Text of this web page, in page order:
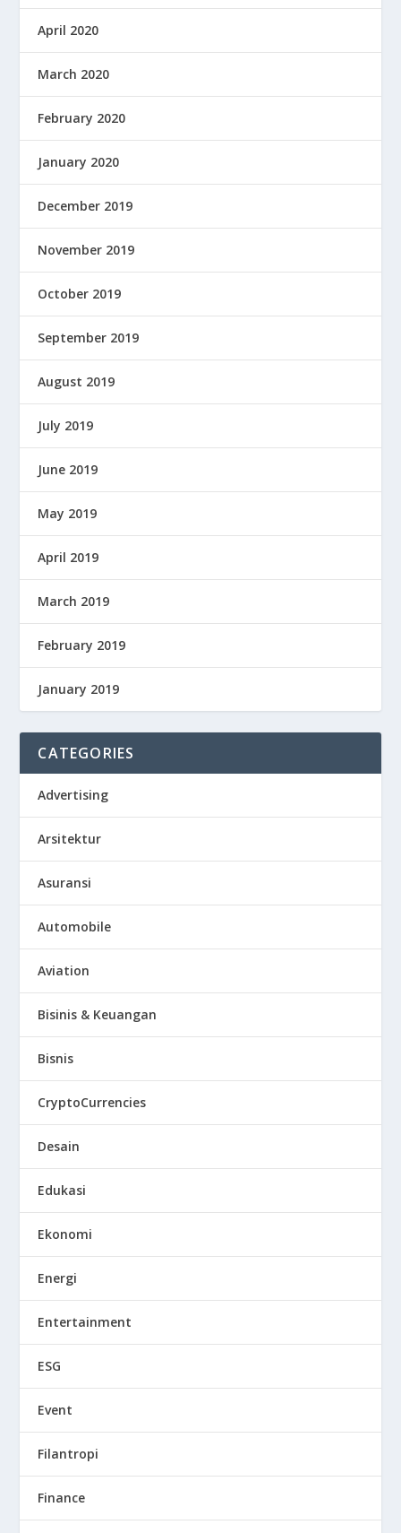
April 2020
March 2020
February 2020
January 2020
December 2019
November 2019
October 2019
September 2019
August 2019
July 2019
June 2019
May 2019
April 2019
March 2019
February 2019
January 2019
CATEGORIES
Advertising
Arsitektur
Asuransi
Automobile
Aviation
Bisinis & Keuangan
Bisnis
CryptoCurrencies
Desain
Edukasi
Ekonomi
Energi
Entertainment
ESG
Event
Filantropi
Finance